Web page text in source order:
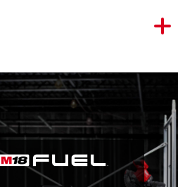
别到工具停止输水并自动关
强大电机可产生高达 5 米的提升
高度
可与市面上的各种标准水管适
内直径 19 毫米的水管，以获取